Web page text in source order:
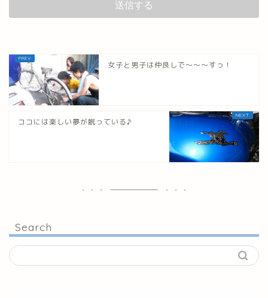
女子と男子は仲良しで～～～すっ！
ココには楽しい夢が眠っている♪
Search